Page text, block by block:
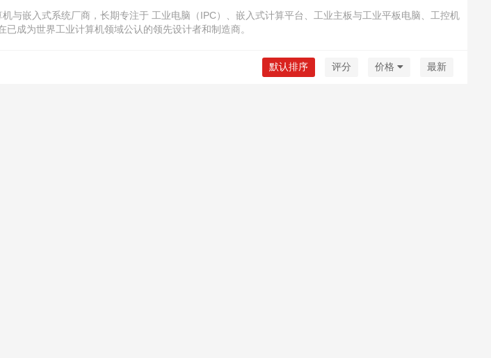
与嵌入式系统厂商，长期专注于 工业电脑（IPC）、嵌入式计算平台、工业主板与工业平板电脑、工控机
成为世界工业计算机领域公认的领先设计者和制造商。
默认排序 评分 价格 最新